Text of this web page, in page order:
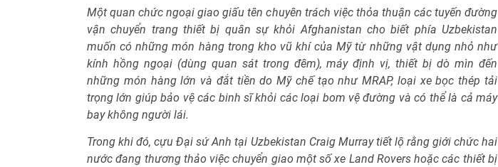
Một quan chức ngoại giao giấu tên chuyên trách việc thỏa thuận các tuyến đường
vận chuyển trang thiết bị quân sự khỏi Afghanistan cho biết phía Uzbekistan
muốn có những món hàng trong kho vũ khí của Mỹ từ những vật dụng nhỏ như
kính hồng ngoại (dùng quan sát trong đêm), máy định vị, thiết bị dò mìn đến
những món hàng lớn và đắt tiền do Mỹ chế tạo như MRAP, loại xe bọc thép tải
trọng lớn giúp bảo vệ các binh sĩ khỏi các loại bom vệ đường và có thể là cả máy
bay không người lái.
Trong khi đó, cựu Đại sứ Anh tại Uzbekistan Craig Murray tiết lộ rằng giới chức hai
nước đang thương thảo việc chuyển giao một số xe Land Rovers hoặc các thiết bị